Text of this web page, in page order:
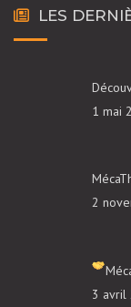
LES
1 mai
2
3 avril